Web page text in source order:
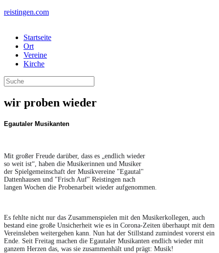
reistingen.com
Startseite
Ort
Vereine
Kirche
wir proben wieder
Egautaler Musikanten
Mit großer Freude darüber, dass es „endlich wieder
so weit ist“, haben die Musikerinnen und Musiker
der Spielgemeinschaft der Musikvereine "Egautal"
Dattenhausen und "Frisch Auf" Reistingen nach
langen Wochen die Probenarbeit wieder aufgenommen.
Es fehlte nicht nur das Zusammenspielen mit den Musikerkollegen, auch
bestand eine große Unsicherheit wie es in Corona-Zeiten überhaupt mit dem
Vereinsleben weitergehen kann. Nun hat der Stillstand zumindest vorerst ein
Ende. Seit Freitag machen die Egautaler Musikanten endlich wieder mit
ganzem Herzen das, was sie zusammenhält und prägt: Musik!